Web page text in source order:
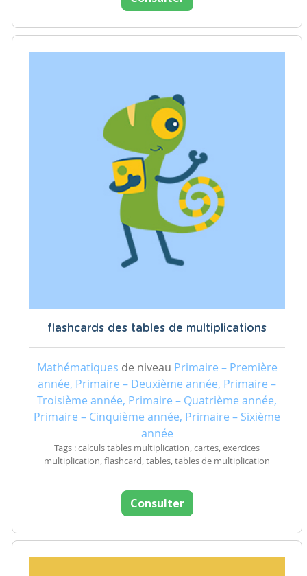
flashcards des tables de multiplications
Mathématiques de niveau Primaire – Première
année, Primaire – Deuxième année, Primaire –
Troisième année, Primaire – Quatrième année,
Primaire – Cinquième année, Primaire – Sixième
année
Tags : calculs tables multiplication, cartes, exercices
multiplication, flashcard, tables, tables de multiplication
Consulter